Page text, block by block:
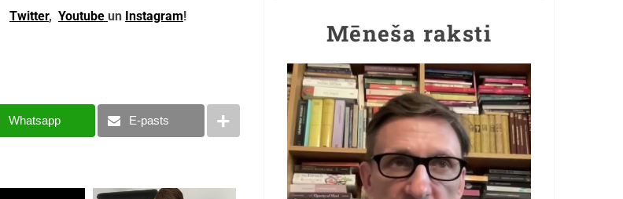
Twitter, Youtube un Instagram!
Whatsapp E-pasts
Mēneša raksti